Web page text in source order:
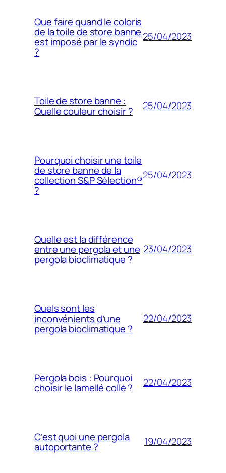
Que faire quand le coloris
de la toile de store banne
est imposé par le syndic
?
25/04/2023
Toile de store banne :
Quelle couleur choisir ? 25/04/2023
Pourquoi choisir une toile
de store banne de la
collection S&P Sélection®
?
25/04/2023
Quelle est la différence
entre une pergola et une
pergola bioclimatique ?
23/04/2023
Quels sont les
inconvénients d’une
pergola bioclimatique ?
22/04/2023
Pergola bois : Pourquoi
choisir le lamellé collé ? 22/04/2023
C’est quoi une pergola
autoportante ? 19/04/2023